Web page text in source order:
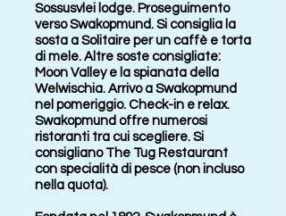
Sossusvlei lodge. Proseguimento
verso Swakopmund. Si consiglia la
sosta a Solitaire per un caffè e torta
di mele. Altre soste consigliate:
Moon Valley e la spianata della
Welwischia. Arrivo a Swakopmund
nel pomeriggio. Check-in e relax.
Swakopmund offre numerosi
ristoranti tra cui scegliere. Si
consigliano The Tug Restaurant
con specialità di pesce (non incluso
nella quota).